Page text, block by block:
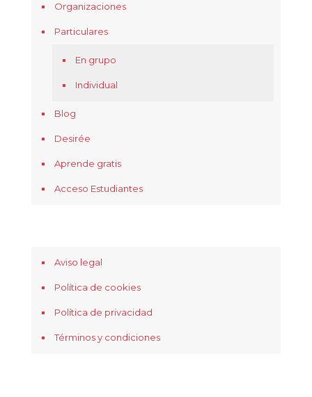
Organizaciones
Particulares
En grupo
Individual
Blog
Desirée
Aprende gratis
Acceso Estudiantes
Aviso legal
Política de cookies
Política de privacidad
Términos y condiciones